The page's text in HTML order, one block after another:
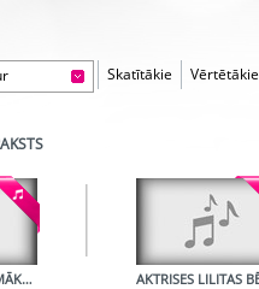
Skatītākie Vērtētākie
MŪSU SKATUVES MĀKSLINIEKI